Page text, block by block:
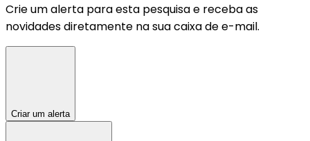
Crie um alerta para esta pesquisa e receba as
novidades diretamente na sua caixa de e-mail.
Criar um alerta